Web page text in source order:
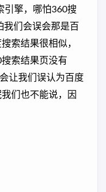
引擎，哪怕360搜
我们会误会那是百
索结果很相似，
索结果页没有
让我们误认为百度
们也不能说，因